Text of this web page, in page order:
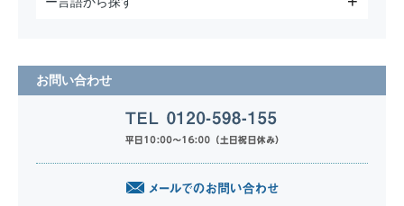
お問い合わせ